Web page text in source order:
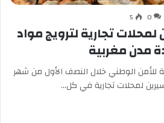
0
5
لمحلات تجارية لترويج مواد
مدن مغربية
للأمن الوطني خلال النصف الأول من شهر
لمحلات تجارية في كل…